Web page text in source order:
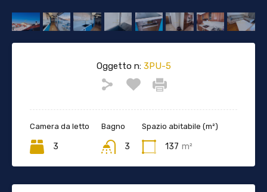
Oggetto n:3PU-5
Camera da letto
3
Bagno
3
Spazio abitabile (m²)
137 m²